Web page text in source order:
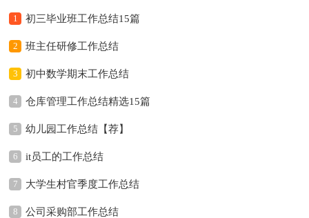
1 初三毕业班工作总结15篇
2 班主任研修工作总结
3 初中数学期末工作总结
4 仓库管理工作总结精选15篇
5 幼儿园工作总结【荐】
6 it员工的工作总结
7 大学生村官季度工作总结
8 公司采购部工作总结